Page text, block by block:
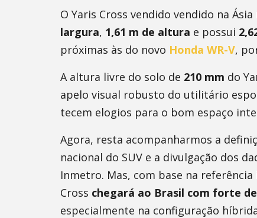
O Yaris Cross vendido vendido na Ásia
largura, 1,61 m de altura e possui
próximas às do novo Honda WR-V,
A altura livre do solo de 210 mm do
apelo visual robusto do utilitário
tecem elogios para o bom espaço
Agora, resta acompanharmos a
nacional do SUV e a divulgação dos
Inmetro. Mas, com base na
Cross chegará ao Brasil com forte
especialmente na configuração